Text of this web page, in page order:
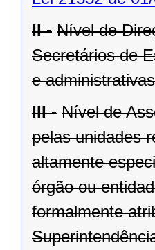
II - Nível de
Secretários de
e
III - Nível de
pelas unidades
altamente
órgão ou
formalmente